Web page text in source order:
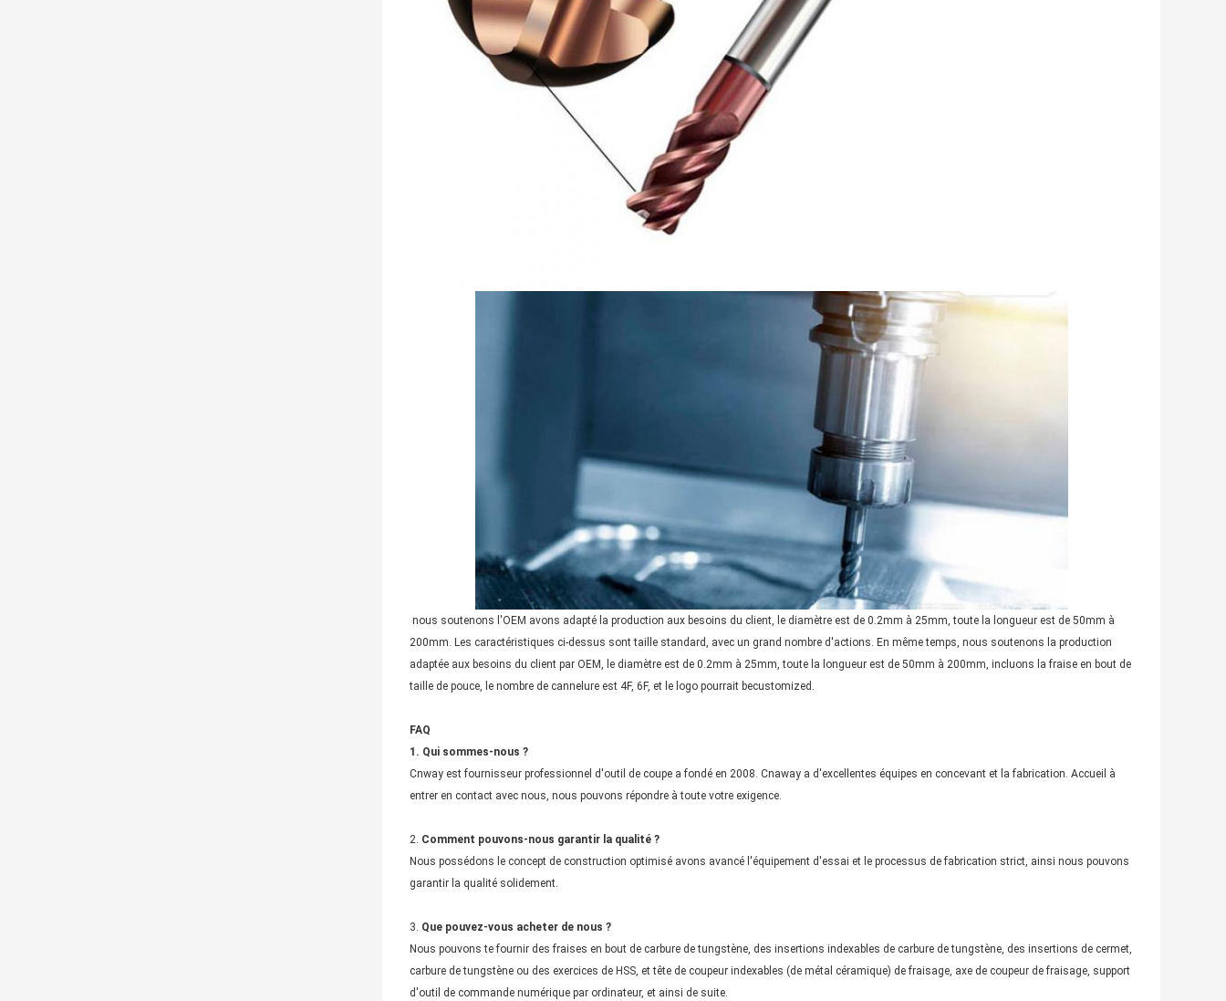
nous soutenons l'OEM avons adapté la production aux besoins du client, le diamètre est de 0.2mm à 25mm, toute la longueur est de 50mm à
200mm. Les caractéristiques ci-dessus sont taille standard, avec un grand nombre d'actions. En même temps, nous soutenons la production
adaptée aux besoins du client par OEM, le diamètre est de 0.2mm à 25mm, toute la longueur est de 50mm à 200mm, incluons la fraise en bout de
taille de pouce, le nombre de cannelure est 4F, 6F, et le logo pourrait becustomized.
FAQ
1. Qui sommes-nous ?
Cnway est fournisseur professionnel d'outil de coupe a fondé en 2008. Cnaway a d'excellentes équipes en concevant et la fabrication. Accueil à
entrer en contact avec nous, nous pouvons répondre à toute votre exigence.
2. Comment pouvons-nous garantir la qualité ?
Nous possédons le concept de construction optimisé avons avancé l'équipement d'essai et le processus de fabrication strict, ainsi nous pouvons
garantir la qualité solidement.
3. Que pouvez-vous acheter de nous ?
Nous pouvons te fournir des fraises en bout de carbure de tungstène, des insertions indexables de carbure de tungstène, des insertions de cermet,
carbure de tungstène ou des exercices de HSS, et tête de coupeur indexables (de métal céramique) de fraisage, axe de coupeur de fraisage, support
d'outil de commande numérique par ordinateur, et ainsi de suite.